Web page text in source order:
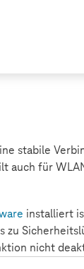
stabile
auch für
installiert
zu
nicht